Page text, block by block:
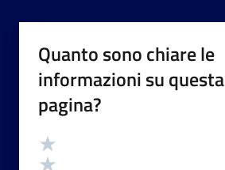
Quanto sono chiare le
informazioni su questa
pagina?
Valutazione